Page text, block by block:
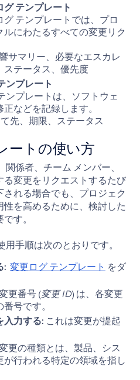
テンプレート
テンプレートでは、プロ
にわたるすべての変更リク
サマリー、必要なエスカレ
ステータス、優先度
ンプレート
ンプレートは、ソフトウェ
などを記録します。
先、期限、ステータス
ートの使い方
係者、チーム メンバー、
変更をリクエストするたび
れる場合でも、プロジェク
性を高めるために、検討した
す。
手順は次のとおりです。
: 変更ログ テンプレート をダ
更番号 (変更 ID) は、各変更
号です。
入力する: これは変更が提起
更の種類とは、製品、シス
行われる特定の領域を指し